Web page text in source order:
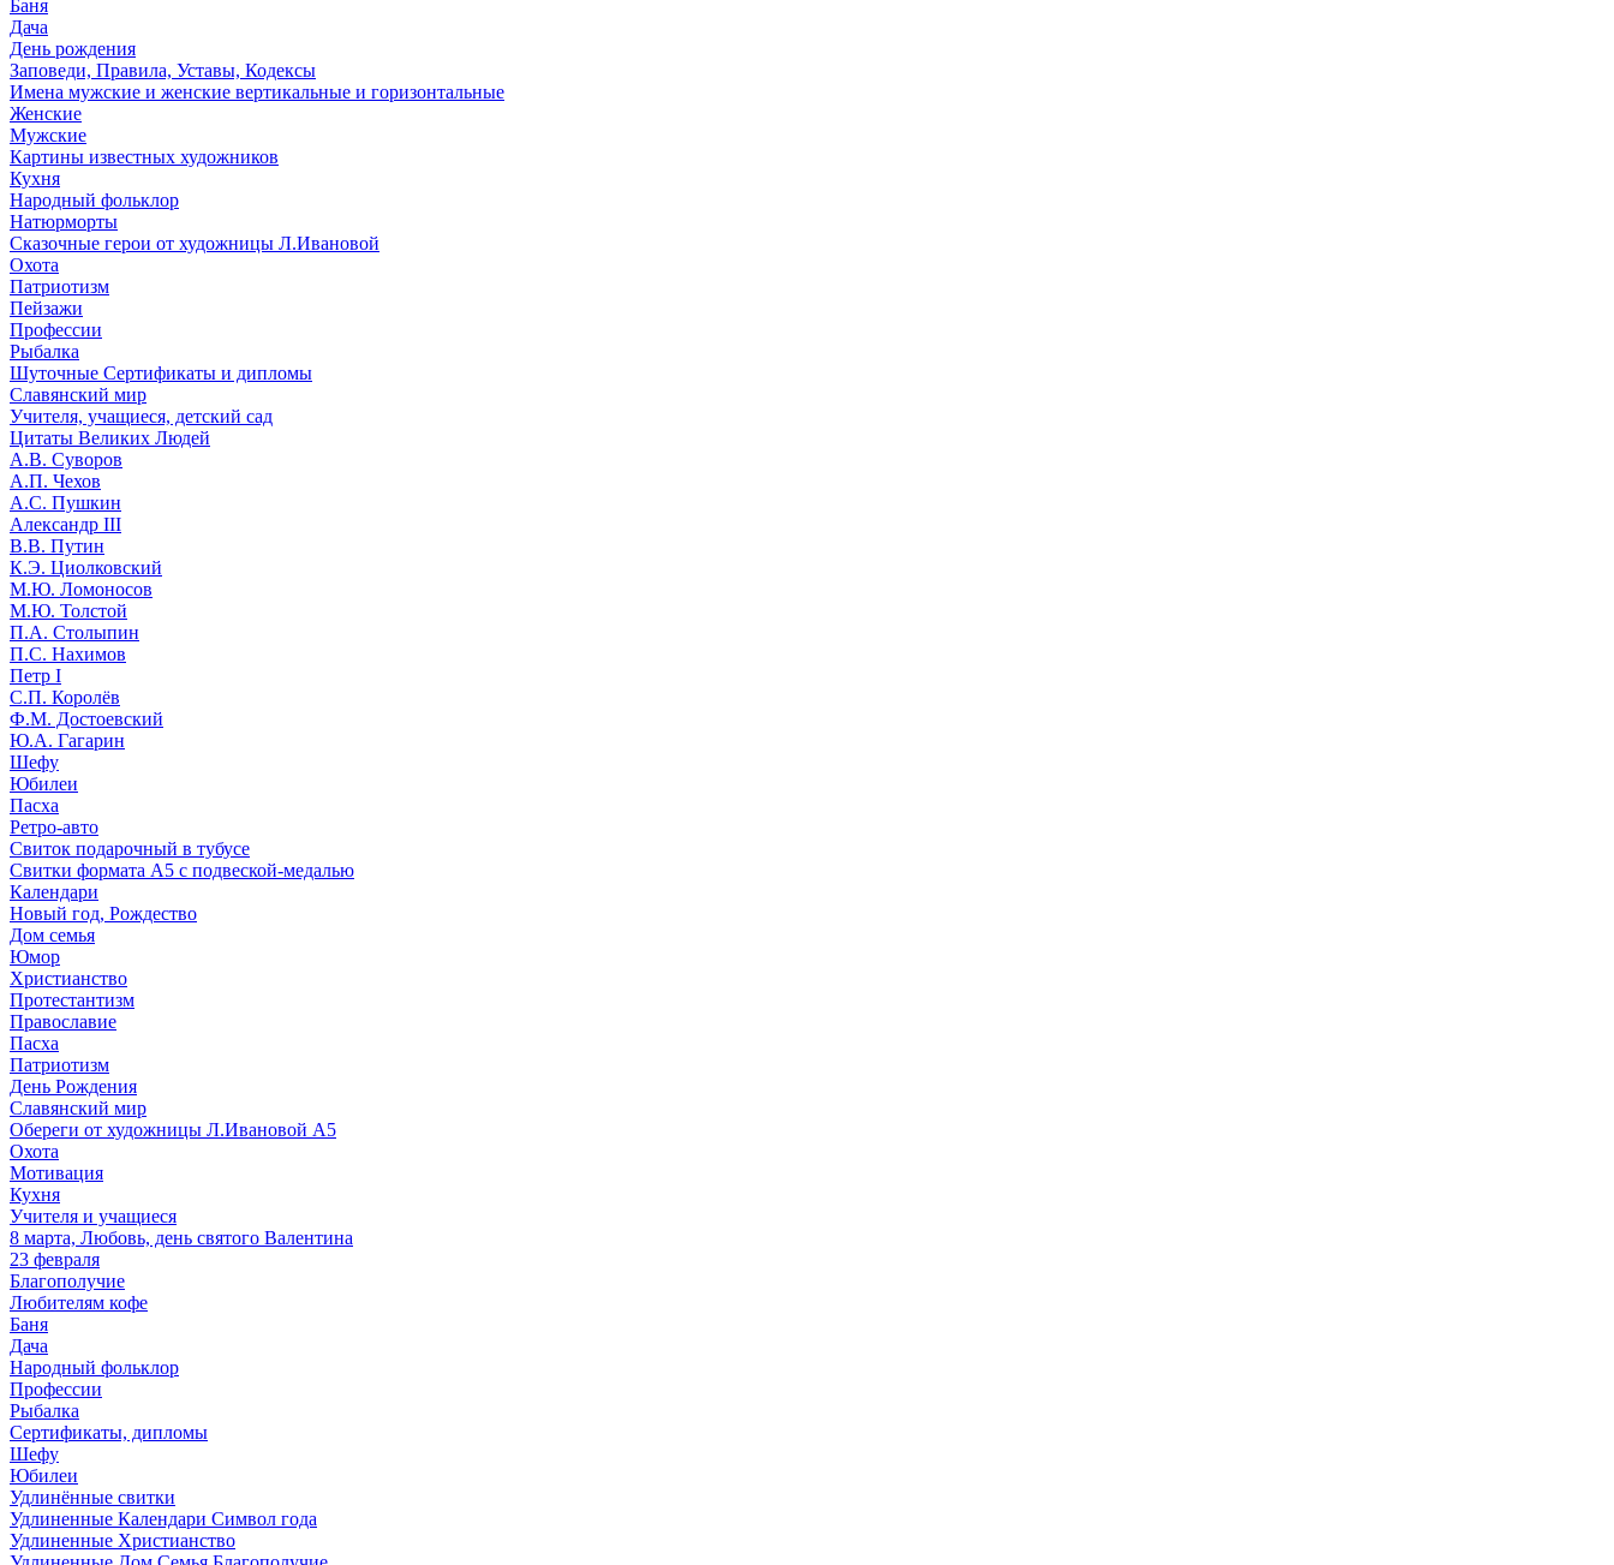
Баня
Дача
День рождения
Заповеди, Правила, Уставы, Кодексы
Имена мужские и женские вертикальные и горизонтальные
Женские
Мужские
Картины известных художников
Кухня
Народный фольклор
Натюрморты
Сказочные герои от художницы Л.Ивановой
Охота
Патриотизм
Пейзажи
Профессии
Рыбалка
Шуточные Сертификаты и дипломы
Славянский мир
Учителя, учащиеся, детский сад
Цитаты Великих Людей
А.В. Суворов
А.П. Чехов
А.С. Пушкин
Александр III
В.В. Путин
К.Э. Циолковский
М.Ю. Ломоносов
М.Ю. Толстой
П.А. Столыпин
П.С. Нахимов
Петр I
С.П. Королёв
Ф.М. Достоевский
Ю.А. Гагарин
Шефу
Юбилеи
Пасха
Ретро-авто
Свиток подарочный в тубусе
Свитки формата А5 с подвеской-медалью
Календари
Новый год, Рождество
Дом семья
Юмор
Христианство
Протестантизм
Православие
Пасха
Патриотизм
День Рождения
Славянский мир
Обереги от художницы Л.Ивановой А5
Охота
Мотивация
Кухня
Учителя и учащиеся
8 марта, Любовь, день святого Валентина
23 февраля
Благополучие
Любителям кофе
Баня
Дача
Народный фольклор
Профессии
Рыбалка
Сертификаты, дипломы
Шефу
Юбилеи
Удлинённые свитки
Удлиненные Календари Символ года
Удлиненные Христианство